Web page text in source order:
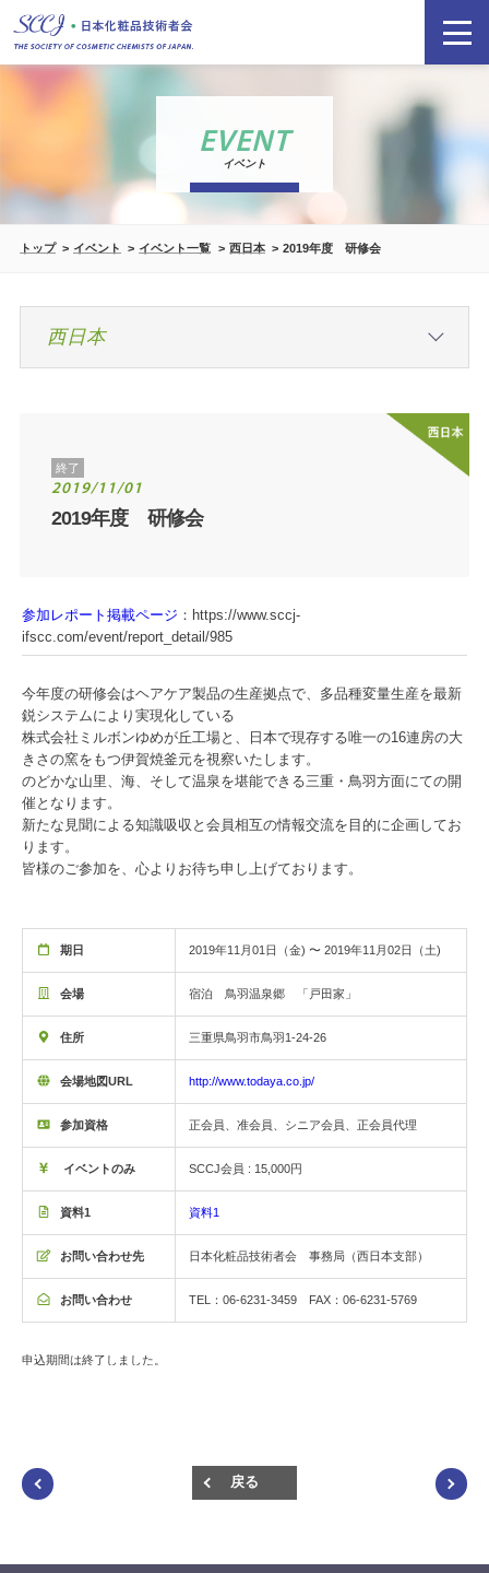
EVENT
イベント
トップ イベント イベント一覧 西日本 2019年度 研修会
終了
2019/11/01
2019年度 研修会
参加レポート掲載ページ ：https://www.sccj-
ifscc.com/event/report_detail/985
今年度の研修会はヘアケア製品の生産拠点で、多品種変量生産を最新
鋭システムにより実現化している
株式会社ミルボンゆめが丘工場と、日本で現存する唯一の16連房の大
きさの窯をもつ伊賀焼釜元を視察いたします。
のどかな山里、海、そして温泉を堪能できる三重・鳥羽方面にての開
催となります。
新たな見聞による知識吸収と会員相互の情報交流を目的に企画してお
ります。
皆様のご参加を、心よりお待ち申し上げております。
期日 2019年11月01日（金) 〜 2019年11月02日（土)
会場 宿泊 鳥羽温泉郷 「戸田家」
住所 三重県鳥羽市鳥羽1-24-26
会場地図URL http://www.todaya.co.jp/
参加資格 正会員、准会員、シニア会員、正会員代理
イベントのみ SCCJ会員 : 15,000円
資料1 資料1
お問い合わせ先 日本化粧品技術者会 事務局（西日本支部）
お問い合わせ TEL：06-6231-3459 FAX：06-6231-5769
申込期間は終了しました。
戻る